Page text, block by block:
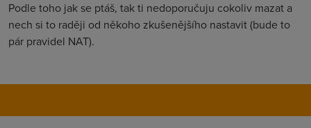
Podle toho jak se ptáš, tak ti nedoporučuju cokoliv mazat a
nech si to raději od někoho zkušenějšího nastavit (bude to
pár pravidel NAT).